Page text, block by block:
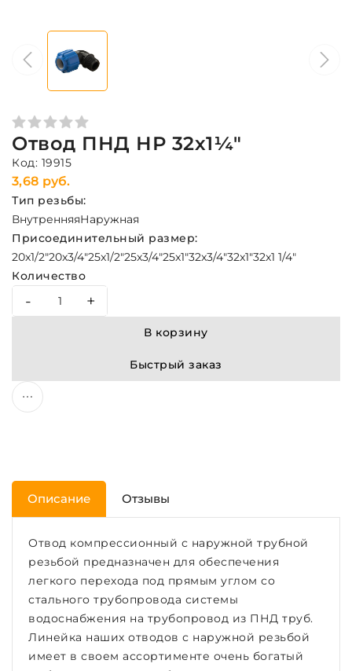
Отвод ПНД НР 32х1¼"
Код: 19915
3,68 руб.
Тип резьбы:
ВнутренняяНаружная
Присоединительный размер:
20x1/2"20x3/4"25x1/2"25x3/4"25x1"32x3/4"32x1"32x1 1/4"
Количество
- +
В корзину
Быстрый заказ
Описание Отзывы
Отвод компрессионный с наружной трубной
резьбой предназначен для обеспечения
легкого перехода под прямым углом со
стального трубопровода системы
водоснабжения на трубопровод из ПНД труб.
Линейка наших отводов с наружной резьбой
имеет в своем ассортименте очень богатый